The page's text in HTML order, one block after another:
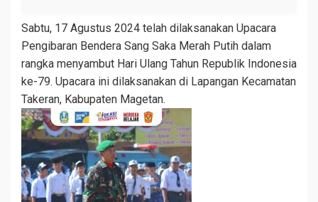
Sabtu, 17 Agustus 2024 telah dilaksanakan Upacara
Pengibaran Bendera Sang Saka Merah Putih dalam
rangka menyambut Hari Ulang Tahun Republik Indonesia
ke-79. Upacara ini dilaksanakan di Lapangan Kecamatan
Takeran, Kabupaten Magetan.